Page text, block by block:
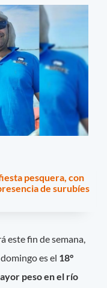
pesquera, con
de surubíes
este fin de semana,
es el 18°
peso en el río